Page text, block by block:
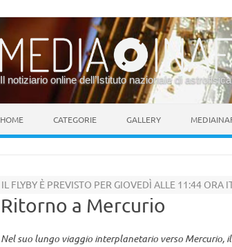
Il notiziario online dell’Istituto nazionale di astrofisica
HOME CATEGORIE GALLERY
IL FLYBY È PREVISTO PER GIOVEDÌ ALLE 11:44 ORA
Ritorno a Mercurio
Nel suo lungo viaggio interplanetario verso Mercurio,